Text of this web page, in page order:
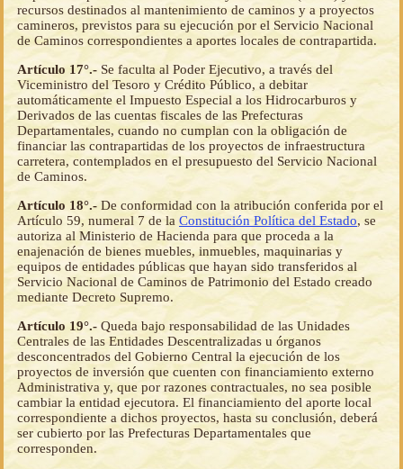
recursos destinados al mantenimiento de caminos y a proyectos
camineros, previstos para su ejecución por el Servicio Nacional
de Caminos correspondientes a aportes locales de contrapartida.
Artículo 17°.- Se faculta al Poder Ejecutivo, a través del
Viceministro del Tesoro y Crédito Público, a debitar
automáticamente el Impuesto Especial a los Hidrocarburos y
Derivados de las cuentas fiscales de las Prefecturas
Departamentales, cuando no cumplan con la obligación de
financiar las contrapartidas de los proyectos de infraestructura
carretera, contemplados en el presupuesto del Servicio Nacional
de Caminos.
Artículo 18°.- De conformidad con la atribución conferida por el
Artículo 59, numeral 7 de la Constitución Política del Estado, se
autoriza al Ministerio de Hacienda para que proceda a la
enajenación de bienes muebles, inmuebles, maquinarias y
equipos de entidades públicas que hayan sido transferidos al
Servicio Nacional de Caminos de Patrimonio del Estado creado
mediante Decreto Supremo.
Artículo 19°.- Queda bajo responsabilidad de las Unidades
Centrales de las Entidades Descentralizadas u órganos
desconcentrados del Gobierno Central la ejecución de los
proyectos de inversión que cuenten con financiamiento externo
Administrativa y, que por razones contractuales, no sea posible
cambiar la entidad ejecutora. El financiamiento del aporte local
correspondiente a dichos proyectos, hasta su conclusión, deberá
ser cubierto por las Prefecturas Departamentales que
corresponden.